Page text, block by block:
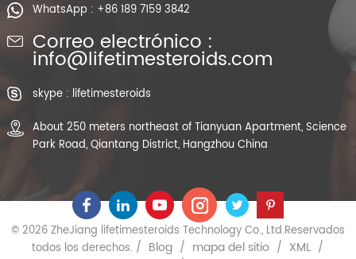
WhatsApp : +86 189 7159 3842
Correo electrónico :
info@lifetimesteroids.com
skype : lifetimesteroids
About 250 meters northeast of Tianyuan Apartment, Science
Park Road, Qiantang District, Hangzhou China
© 2026 ZheJiang lifetimesteroids Technology Co., Ltd.Reservados
todos los derechos. / Blog / mapa del sitio / XML /